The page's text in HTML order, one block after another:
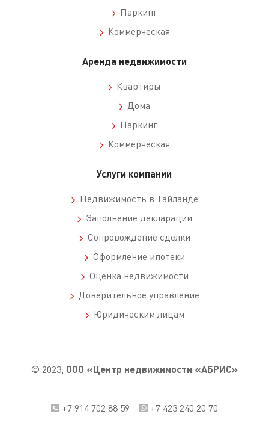
Паркинг
Коммерческая
Аренда недвижимости
Квартиры
Дома
Паркинг
Коммерческая
Услуги компании
Недвижимость в Тайланде
Заполнение декларации
Сопровождение сделки
Оформление ипотеки
Оценка недвижимости
Доверительное управление
Юридическим лицам
© 2023, ООО «Центр недвижимости «АБРИС»
+7 914 702 88 59 +7 423 240 20 70